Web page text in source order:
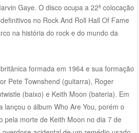
Gaye. O disco ocupa a 22ª colocação
no Rock And Roll Hall Of Fame
na história do rock e do mundo da
formada em 1964 e sua formação
Pete Townshend (guitarra), Roger
(baixo) e Keith Moon (bateria). Em
lançou o álbum Who Are You, porém o
pela morte de Keith Moon no dia 7 de